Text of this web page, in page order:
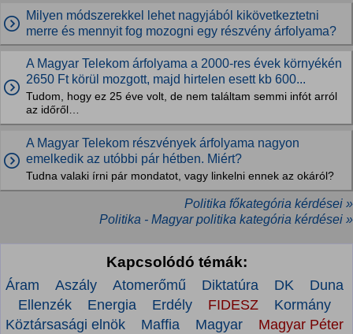
Milyen módszerekkel lehet nagyjából kikövetkeztetni
merre és mennyit fog mozogni egy részvény árfolyama?
A Magyar Telekom árfolyama a 2000-res évek környékén
2650 Ft körül mozgott, majd hirtelen esett kb 600...
Tudom, hogy ez 25 éve volt, de nem találtam semmi infót arról
az időről…
A Magyar Telekom részvények árfolyama nagyon
emelkedik az utóbbi pár hétben. Miért?
Tudna valaki írni pár mondatot, vagy linkelni ennek az okáról?
Politika főkategória kérdései »
Politika - Magyar politika kategória kérdései »
Kapcsolódó témák:
Áram Aszály Atomerőmű Diktatúra DK
Duna
Ellenzék
Energia Erdély FIDESZ
Kormány
Köztársasági elnök
Maffia Magyar
Magyar Péter